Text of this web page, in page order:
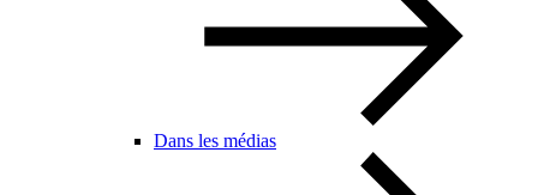
Dans les médias